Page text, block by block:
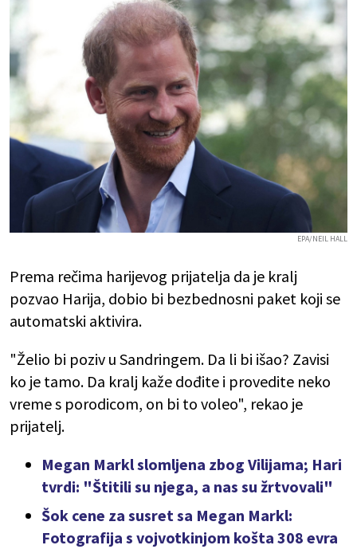
EPA/NEIL HALL
Prema rečima harijevog prijatelja da je kralj
pozvao Harija, dobio bi bezbednosni paket koji se
automatski aktivira.
"Želio bi poziv u Sandringem. Da li bi išao? Zavisi
ko je tamo. Da kralj kaže dođite i provedite neko
vreme s porodicom, on bi to voleo", rekao je
prijatelj.
Megan Markl slomljena zbog Vilijama; Hari
tvrdi: "Štitili su njega, a nas su žrtvovali"
Šok cene za susret sa Megan Markl:
Fotografija s vojvotkinjom košta 308 evra